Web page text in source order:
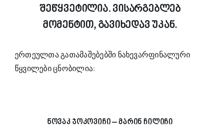
შეწყვეტილია. ვისარგებლებ
მომენტით, გავიხედავ უკან.
ერთეულთა გათამაშებებში ნახევარფინალური
წყვილები ცნობილია:
ნოვაკ ჯოკოვიჩი – მარინ ჩილიჩი